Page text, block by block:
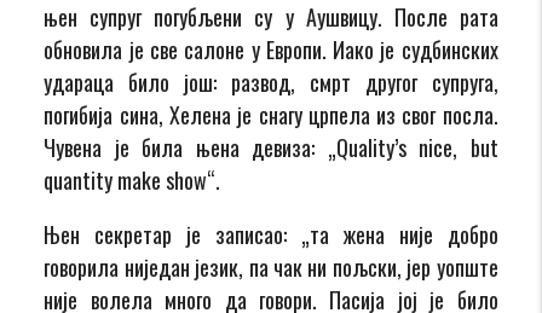
њен супруг погубљени су у Аушвицу. После рата
обновила је све салоне у Европи. Иако је судбинских
удараца било још: развод, смрт другог супруга,
погибија сина, Хелена је снагу црпела из свог посла.
Чувена је била њена девиза: „Quality’s nice, but
quantity make show“.
Њен секретар је записао: „та жена није добро
говорила ниједан језик, па чак ни пољски, јер уопште
није волела много да говори. Пасија јој је било